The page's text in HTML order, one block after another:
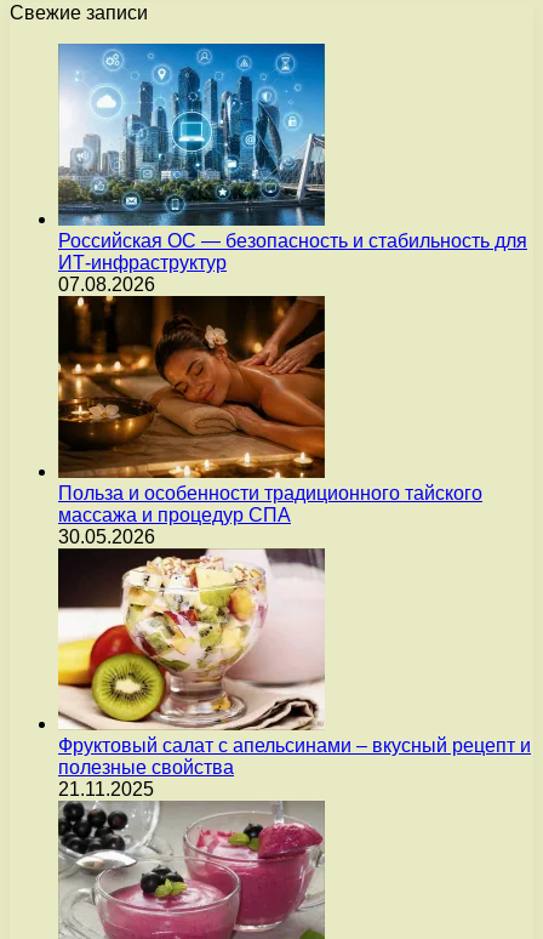
Свежие записи
Российская ОС — безопасность и стабильность для
ИТ-инфраструктур
07.08.2026
Польза и особенности традиционного тайского
массажа и процедур СПА
30.05.2026
Фруктовый салат с апельсинами – вкусный рецепт и
полезные свойства
21.11.2025